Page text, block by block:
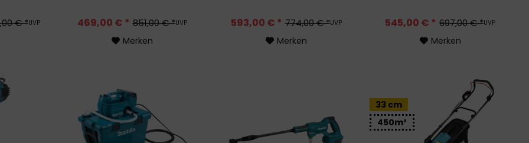
€ *UVP 851,00 € *UVP
469,00 € *
Merken
774,00 € *UVP
593,00 € *
Merken
697,00 € *UVP
545,00 € *
Merken
33 cm
450m²